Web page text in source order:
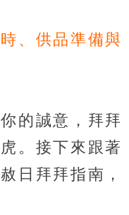
、供品準備與
的誠意，拜拜
。接下來跟著
日拜拜指南，